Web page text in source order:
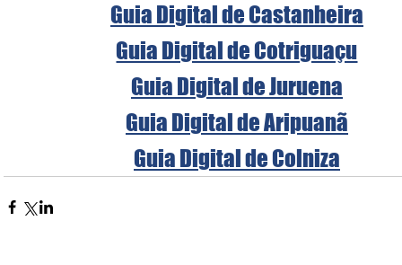
Guia Digital de Castanheira
Guia Digital de Cotriguaçu
Guia Digital de Juruena
Guia Digital de Aripuanã
Guia Digital de Colniza